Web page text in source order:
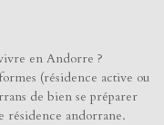
en Andorre ?
(résidence active ou
de bien se préparer
résidence andorrane.